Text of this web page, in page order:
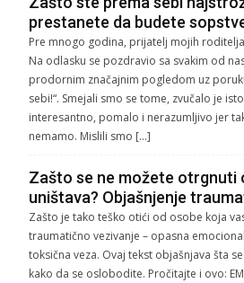
prestanete da budete
Pre mnogo godina, prijatelj mojih
Na odlasku se pozdravio sa svakim od
prodornim značajnim pogledom uz
sebi!“. Smejali smo se tome, zvučalo je
interesantno, pomalo i nerazumljivo jer
nemamo. Mislili smo […]
Zašto se ne možete otrgnuti
uništava? Objašnjenje
Zašto je tako teško otići od osobe koja
traumatično vezivanje – opasna
toksična veza. Ovaj tekst objašnjava šta
kako da se oslobodite. Pročitajte i ovo: